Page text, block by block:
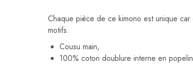
Chaque pièce de ce kimono est unique
motifs.
Cousu main,
100% coton doublure interne en